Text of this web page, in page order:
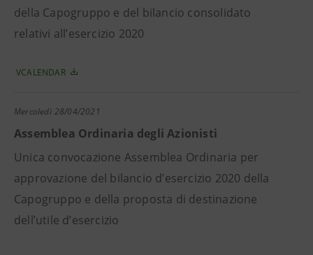
della Capogruppo e del bilancio consolidato
relativi all’esercizio 2020
VCALENDAR
Mercoledì 28/04/2021
Assemblea Ordinaria degli Azionisti
Unica convocazione Assemblea Ordinaria per
approvazione del bilancio d’esercizio 2020 della
Capogruppo e della proposta di destinazione
dell’utile d’esercizio